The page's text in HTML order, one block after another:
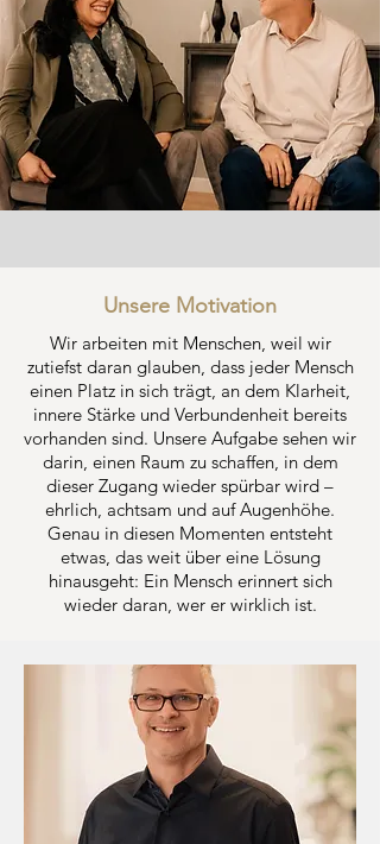
Unsere Motivation
Wir arbeiten mit Menschen, weil wir
zutiefst daran glauben, dass jeder Mensch
einen Platz in sich trägt, an dem Klarheit,
innere Stärke und Verbundenheit bereits
vorhanden sind. Unsere Aufgabe sehen wir
darin, einen Raum zu schaffen, in dem
dieser Zugang wieder spürbar wird –
ehrlich, achtsam und auf Augenhöhe.
Genau in diesen Momenten entsteht
etwas, das weit über eine Lösung
hinausgeht: Ein Mensch erinnert sich
wieder daran, wer er wirklich ist.